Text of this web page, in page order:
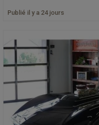
Publié il y a 24 jours